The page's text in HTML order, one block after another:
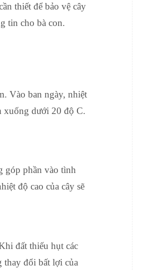
thiết để bảo vệ cây
tin cho bà con.
Vào ban ngày, nhiệt
xuống dưới 20 độ C.
góp phần vào tình
độ cao của cây sẽ
đất thiếu hụt các
thay đổi bất lợi của